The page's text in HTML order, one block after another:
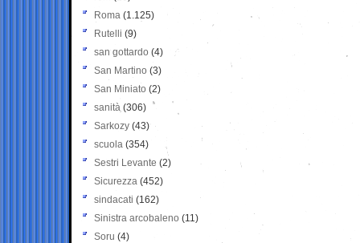
Roma (1.125)
Rutelli (9)
san gottardo (4)
San Martino (3)
San Miniato (2)
sanità (306)
Sarkozy (43)
scuola (354)
Sestri Levante (2)
Sicurezza (452)
sindacati (162)
Sinistra arcobaleno (11)
Soru (4)